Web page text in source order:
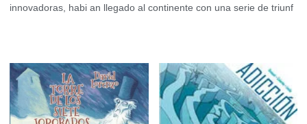
innovadoras, habi an llegado al continente con una serie de triunf